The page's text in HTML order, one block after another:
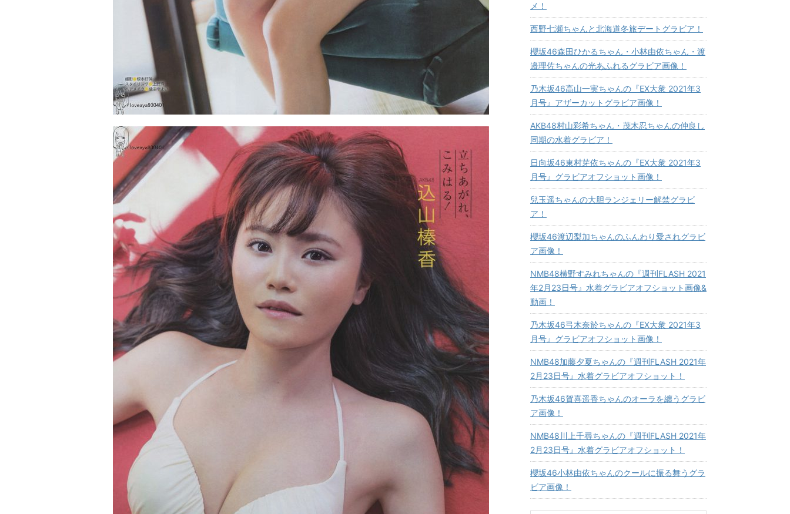
メ！
西野七瀬ちゃんと北海道冬旅デートグラビア！
櫻坂46森田ひかるちゃん・小林由依ちゃん・渡
邉理佐ちゃんの光あふれるグラビア画像！
乃木坂46高山一実ちゃんの『EX大衆 2021年3
月号』アザーカットグラビア画像！
AKB48村山彩希ちゃん・茂木忍ちゃんの仲良し
同期の水着グラビア！
日向坂46東村芽依ちゃんの『EX大衆 2021年3
月号』グラビアオフショット画像！
兒玉遥ちゃんの大胆ランジェリー解禁グラビ
ア！
櫻坂46渡辺梨加ちゃんのふんわり愛されグラビ
ア画像！
NMB48横野すみれちゃんの『週刊FLASH 2021
年2月23日号』水着グラビアオフショット画像&
動画！
乃木坂46弓木奈於ちゃんの『EX大衆 2021年3
月号』グラビアオフショット画像！
NMB48加藤夕夏ちゃんの『週刊FLASH 2021年
2月23日号』水着グラビアオフショット！
乃木坂46賀喜遥香ちゃんのオーラを纏うグラビ
ア画像！
NMB48川上千尋ちゃんの『週刊FLASH 2021年
2月23日号』水着グラビアオフショット！
櫻坂46小林由依ちゃんのクールに振る舞うグラ
ビア画像！